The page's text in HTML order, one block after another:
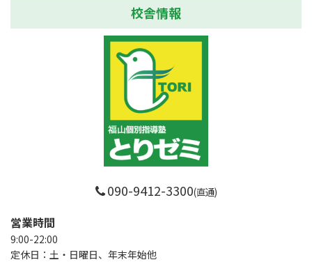
校舎情報
090-9412-3300(直通)
営業時間
9:00-22:00
定休日：土・日曜日、年末年始他